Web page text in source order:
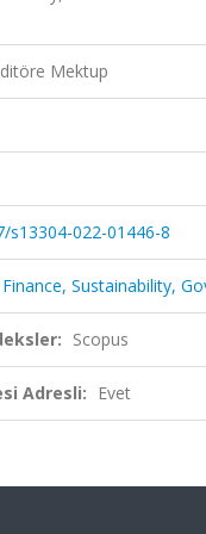
Mektup
s13304-022-01446-8
Sustainability,
Scopus
Adresli: Evet